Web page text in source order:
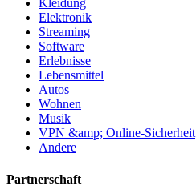
Kleidung
Elektronik
Streaming
Software
Erlebnisse
Lebensmittel
Autos
Wohnen
Musik
VPN &amp; Online-Sicherheit
Andere
Partnerschaft